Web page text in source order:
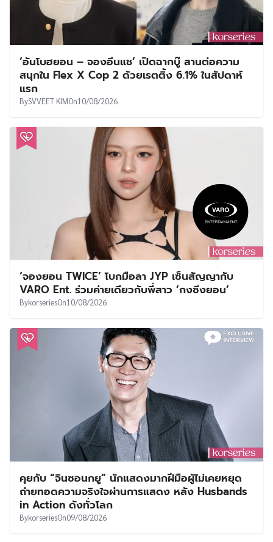
‘อันโบฮยอน – จองอึนแช’ เปิดฉากบู๊ สานต่อความ
สนุกใน Flex X Cop 2 ด้วยเรตติ้ง 6.1% ในสัปดาห์
แรก
BySVVEET KIMOn10/08/2026
‘จองยอน TWICE’ โบกมือลา JYP เซ็นสัญญากับ
VARO Ent. ร่วมค่ายเดียวกับพี่สาว ‘กงซึงยอน’
BykorseriesOn10/08/2026
คุยกับ “จินซอนกยู” นักแสดงมากฝีมือผู้ไม่เคยหยุด
ถ่ายทอดความจริงใจผ่านการแสดง หลัง Husbands
in Action ดังทั่วโลก
BykorseriesOn09/08/2026